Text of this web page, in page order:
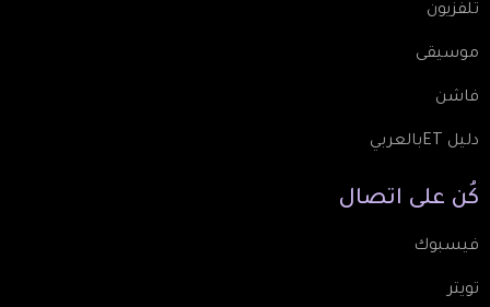
تلفزيون
موسيقى
فاشن
دليل ETبالعربي
كُن على اتصال
فيسبوك
تويتر